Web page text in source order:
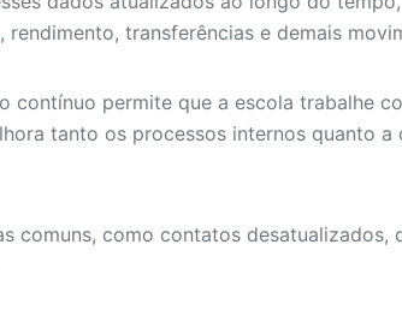
rendimento, transferências e demais
contínuo permite que a escola trabalhe
tanto os processos internos quanto a
comuns, como contatos desatualizados,